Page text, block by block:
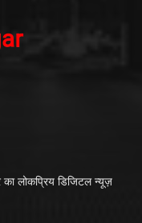
लोकप्रिय डिजिटल न्यूज़